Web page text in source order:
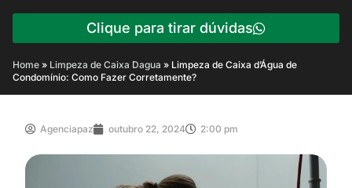
Clique para tirar dúvidas
Home » Limpeza de Caixa Dagua » Limpeza de Caixa d’Água de
Condomínio: Como Fazer Corretamente?
Agenciapaz outubro 22, 2024 2:00 pm